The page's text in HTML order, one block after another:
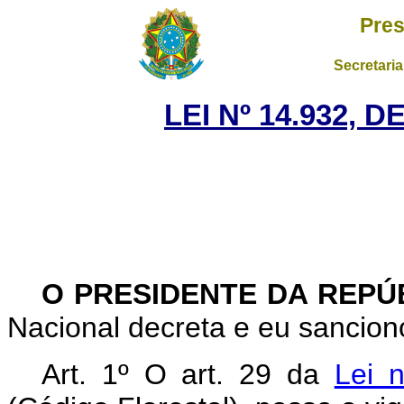
LEI Nº 14.932,
O PRESIDENTE DA
Nacional decreta e eu
Art. 1º O art. 29 da Lei